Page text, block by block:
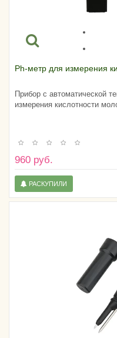
Ph-метр для измерения
Прибор с автоматической
измерения кислотности
960 руб.
РАСКУПИЛИ